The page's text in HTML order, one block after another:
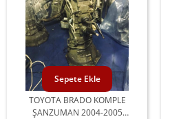
TOYOTA BRADO KOMPLE
ŞANZUMAN 2004-2005
Sepete Ekle